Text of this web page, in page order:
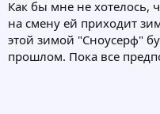
Как бы мне не хотелось,
на смену ей приходит
этой зимой "Сноусерф"
прошлом. Пока все